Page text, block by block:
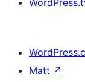
Matt ↗